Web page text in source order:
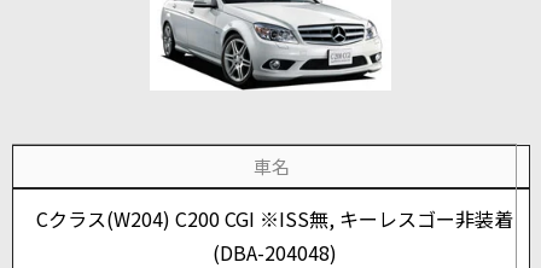
車名
Cクラス(W204) C200 CGI ※ISS無, キーレスゴー非装着
(DBA-204048)